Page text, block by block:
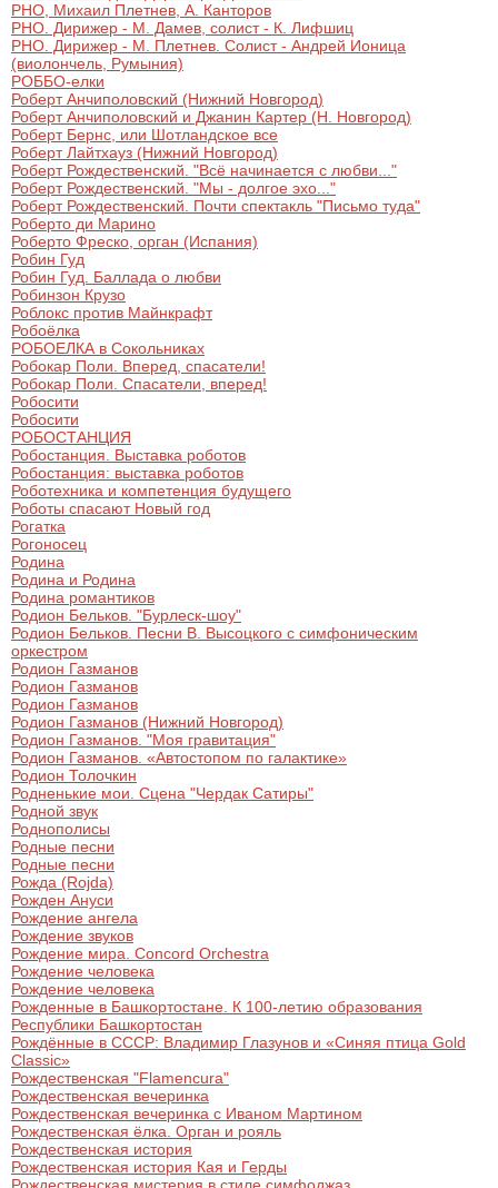
РНО, Михаил Плетнев, А. Канторов
РНО. Дирижер - М. Дамев, солист - К. Лифшиц
РНО. Дирижер - М. Плетнев. Солист - Андрей Ионица
(виолончель, Румыния)
РОББО-елки
Роберт Анчиполовский (Нижний Новгород)
Роберт Анчиполовский и Джанин Картер (Н. Новгород)
Роберт Бернс, или Шотландское все
Роберт Лайтхауз (Нижний Новгород)
Роберт Рождественский. "Всё начинается с любви..."
Роберт Рождественский. "Мы - долгое эхо..."
Роберт Рождественский. Почти спектакль "Письмо туда"
Роберто ди Марино
Роберто Фреско, орган (Испания)
Робин Гуд
Робин Гуд. Баллада о любви
Робинзон Крузо
Роблокс против Майнкрафт
Робоёлка
РОБОЕЛКА в Cокольниках
Робокар Поли. Вперед, спасатели!
Робокар Поли. Спасатели, вперед!
Робосити
Робосити
РОБОСТАНЦИЯ
Робостанция. Выставка роботов
Робостанция: выставка роботов
Роботехника и компетенция будущего
Роботы спасают Новый год
Рогатка
Рогоносец
Родина
Родина и Родина
Родина романтиков
Родион Бельков. "Бурлеск-шоу"
Родион Бельков. Песни В. Высоцкого с симфоническим
оркестром
Родион Газманов
Родион Газманов
Родион Газманов
Родион Газманов (Нижний Новгород)
Родион Газманов. "Моя гравитация"
Родион Газманов. «Автостопом по галактике»
Родион Толочкин
Родненькие мои. Сцена "Чердак Сатиры"
Родной звук
Роднополисы
Родные песни
Родные песни
Рожда (Rojda)
Рожден Ануси
Рождение ангела
Рождение звуков
Рождение мира. Concord Orchestra
Рождение человека
Рождение человека
Рожденные в Башкортостане. К 100-летию образования
Республики Башкортостан
Рождённые в СССР: Владимир Глазунов и «Синяя птица Gold
Classic»
Рождественская "Flamencura"
Рождественская вечеринка
Рождественская вечеринка с Иваном Мартином
Рождественская ёлка. Орган и рояль
Рождественская история
Рождественская история Кая и Герды